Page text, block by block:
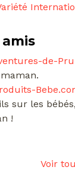
amis
de-
sur les
!
Voir